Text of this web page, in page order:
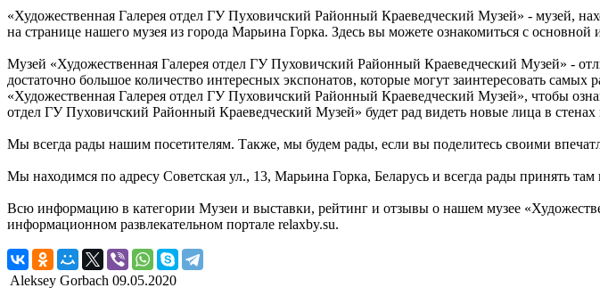
«Художественная Галерея отдел ГУ Пуховичский Районный Краеведческий Музей» - музей,
на странице нашего музея из города Марьина Горка. Здесь вы можете ознакомиться с
Музей «Художественная Галерея отдел ГУ Пуховичский Районный Краеведческий Музей» -
достаточно большое количество интересных экспонатов, которые могут заинтересовать
«Художественная Галерея отдел ГУ Пуховичский Районный Краеведческий Музей», чтобы
отдел ГУ Пуховичский Районный Краеведческий Музей» будет рад видеть новые лица в стенах
Мы всегда рады нашим посетителям. Также, мы будем рады, если вы поделитесь своими
Мы находимся по адресу Советская ул., 13, Марьина Горка, Беларусь и всегда рады принять там
Всю информацию в категории Музеи и выставки, рейтинг и отзывы о нашем музее
информационном развлекательном портале relaxby.su.
Aleksey Gorbach 09.05.2020